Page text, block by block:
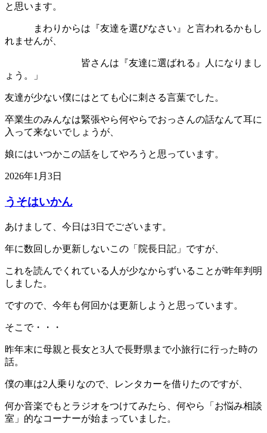
と思います。
まわりからは『友達を選びなさい』と言われるかもし
れませんが、
皆さんは『友達に選ばれる』人になりまし
ょう。」
友達が少ない僕にはとても心に刺さる言葉でした。
卒業生のみんなは緊張やら何やらでおっさんの話なんて耳に
入って来ないでしょうが、
娘にはいつかこの話をしてやろうと思っています。
2026年1月3日
うそはいかん
あけまして、今日は3日でございます。
年に数回しか更新しないこの「院長日記」ですが、
これを読んでくれている人が少なからずいることが昨年判明
しました。
ですので、今年も何回かは更新しようと思っています。
そこで・・・
昨年末に母親と長女と3人で長野県まで小旅行に行った時の
話。
僕の車は2人乗りなので、レンタカーを借りたのですが、
何か音楽でもとラジオをつけてみたら、何やら「お悩み相談
室」的なコーナーが始まっていました。